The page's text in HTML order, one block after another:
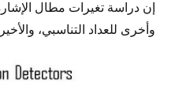
إن دراسة تغيرات مطال
وأخرى للعداد التناسبي،